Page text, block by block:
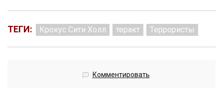
ТЕГИ: Крокус Сити Холл теракт Террористы
Комментировать